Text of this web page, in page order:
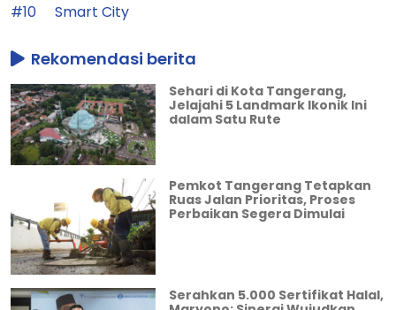
#10
Smart City
Rekomendasi berita
Sehari di Kota Tangerang,
Jelajahi 5 Landmark Ikonik Ini
dalam Satu Rute
Pemkot Tangerang Tetapkan
Ruas Jalan Prioritas, Proses
Perbaikan Segera Dimulai
Serahkan 5.000 Sertifikat Halal,